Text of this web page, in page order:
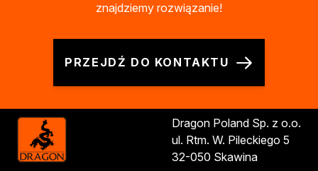
znajdziemy rozwiązanie!
PRZEJDŹ DO KONTAKTU
Dragon Poland Sp. z o.o.
ul. Rtm. W. Pileckiego 5
32-050 Skawina